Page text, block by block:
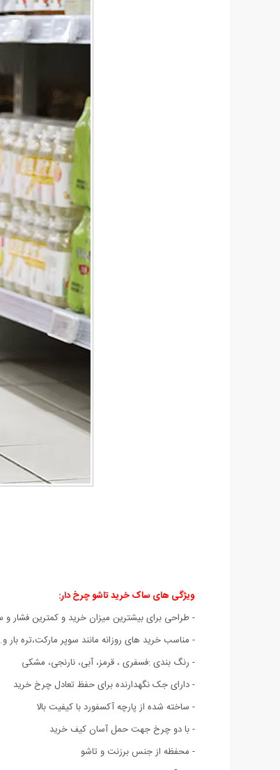
ویژگی های ساک خرید تاشو چرخ دار:
- طراحی برای بیشترین میزان خرید و کمترین فشار و
- مناسب خرید های روزانه مانند سوپر مارکت،تره بار
- رنگ بندی :فسفری ، قرمز، آبی، نارنجی، مشکی
- دارای جک نگهدارنده برای حفظ تعادل چرخ خرید
- ساخته شده از پارچه آکسفورد با کیفیت بالا
- با دو چرخ جهت حمل آسان کیف خرید
- محفظه از جنس برزنت و تاشو